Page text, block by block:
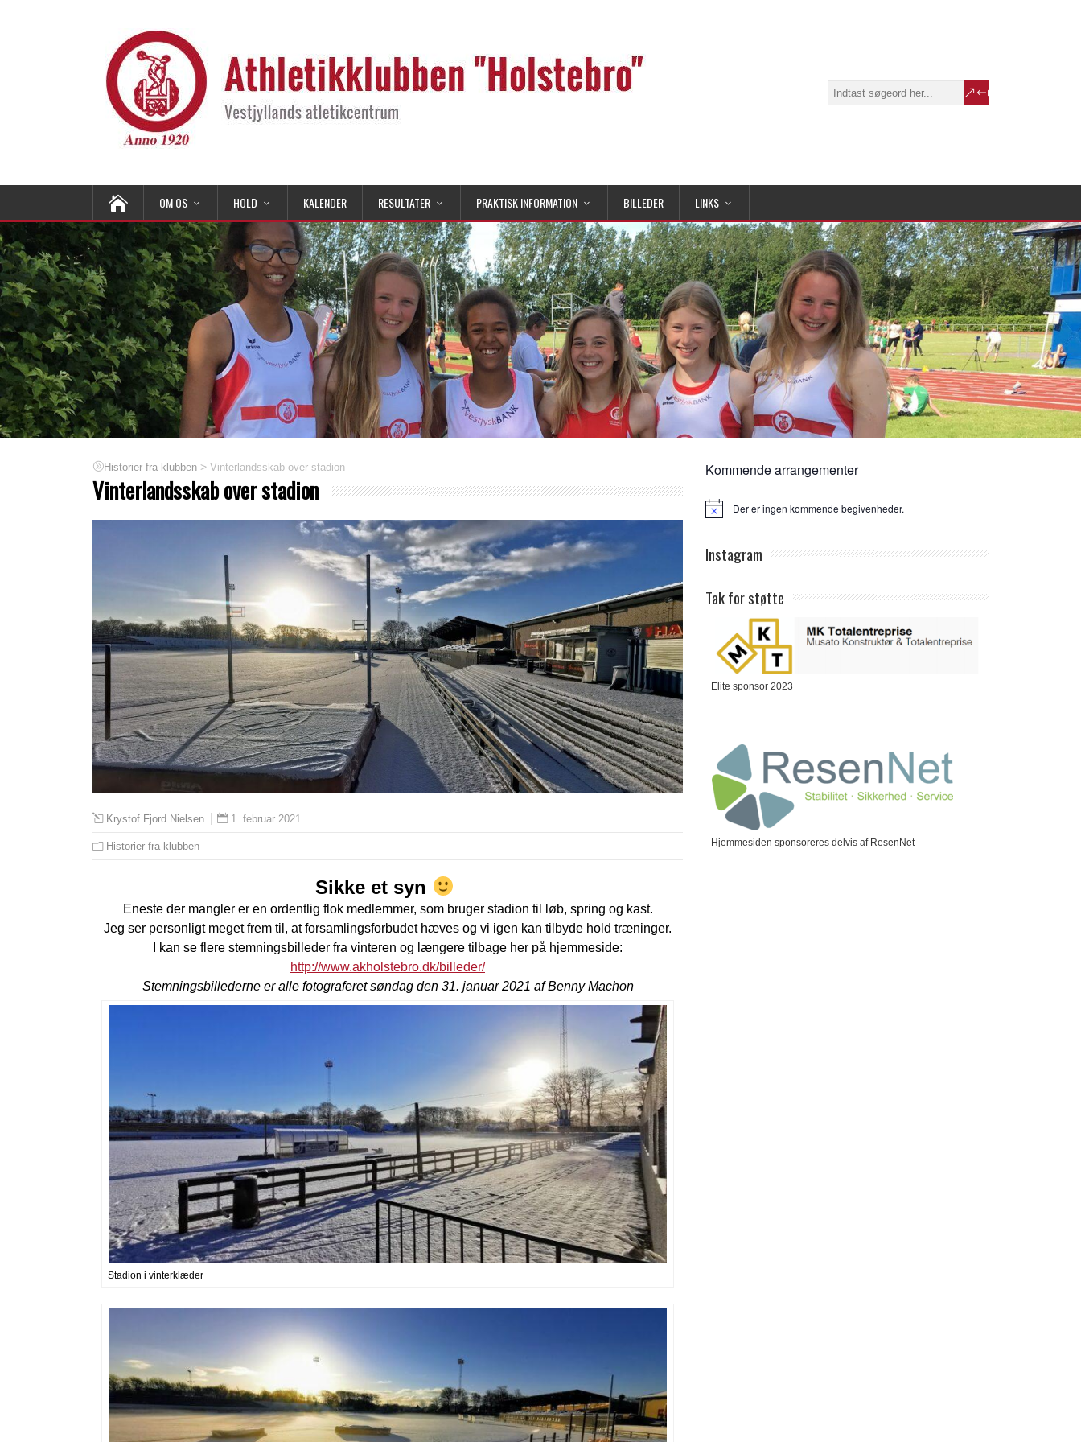
OM OS HOLD KALENDER RESULTATER PRAKTISK INFORMATION BILLEDER LINKS
Historier fra klubben > Vinterlandsskab over stadion
Vinterlandsskab over stadion
Krystof Fjord Nielsen 1. februar 2021
Historier fra klubben
Sikke et syn
Eneste der mangler er en ordentlig flok medlemmer, som bruger stadion til løb, spring og kast.
Jeg ser personligt meget frem til, at forsamlingsforbudet hæves og vi igen kan tilbyde hold træninger.
I kan se flere stemningsbilleder fra vinteren og længere tilbage her på hjemmeside:
http://www.akholstebro.dk/billeder/
Stemningsbillederne er alle fotograferet søndag den 31. januar 2021 af Benny Machon
Stadion i vinterklæder
Kommende arrangementer
Notice Der er ingen kommende begivenheder.
Instagram
Tak for støtte
Elite sponsor 2023
Hjemmesiden sponsoreres delvis af ResenNet